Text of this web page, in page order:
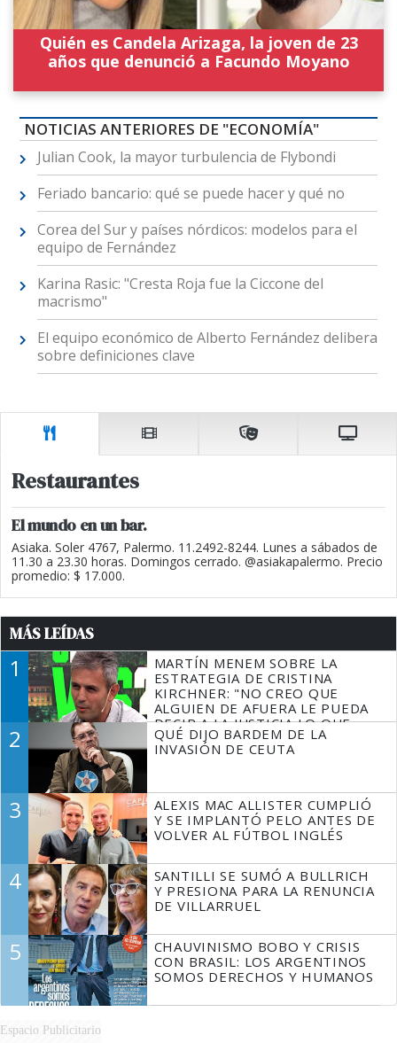
Quién es Candela Arizaga, la joven de 23
años que denunció a Facundo Moyano
NOTICIAS ANTERIORES DE "ECONOMÍA"
Julian Cook, la mayor turbulencia de Flybondi
Feriado bancario: qué se puede hacer y qué no
Corea del Sur y países nórdicos: modelos para el
equipo de Fernández
Karina Rasic: "Cresta Roja fue la Ciccone del
macrismo"
El equipo económico de Alberto Fernández delibera
sobre definiciones clave
Restaurantes
El mundo en un bar.
Asiaka. Soler 4767, Palermo. 11.2492-8244. Lunes a sábados de
11.30 a 23.30 horas. Domingos cerrado. @asiakapalermo. Precio
promedio: $ 17.000.
MÁS LEÍDAS
1
MARTÍN MENEM SOBRE LA
ESTRATEGIA DE CRISTINA
KIRCHNER: "NO CREO QUE
ALGUIEN DE AFUERA LE PUEDA
DECIR A LA JUSTICIA LO QUE
TIENE QUE HACER"
2
QUÉ DIJO BARDEM DE LA
INVASIÓN DE CEUTA
3
ALEXIS MAC ALLISTER CUMPLIÓ
Y SE IMPLANTÓ PELO ANTES DE
VOLVER AL FÚTBOL INGLÉS
4
SANTILLI SE SUMÓ A BULLRICH
Y PRESIONA PARA LA RENUNCIA
DE VILLARRUEL
5
CHAUVINISMO BOBO Y CRISIS
CON BRASIL: LOS ARGENTINOS
SOMOS DERECHOS Y HUMANOS
Espacio Publicitario